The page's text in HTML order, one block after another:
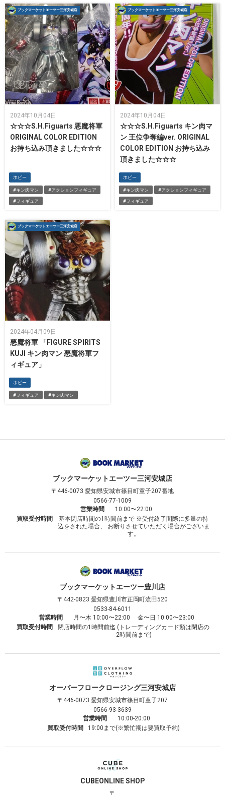
ブックマーケットエーツー三河安城店
2024年10月04日
☆☆☆S.H.Figuarts 悪魔将軍
ORIGINAL COLOR EDITION
お持ち込み頂きました☆☆☆
ホビー
#キン肉マン #アクションフィギュア
#フィギュア
ブックマーケットエーツー三河安城店
2024年10月04日
☆☆☆S.H.Figuarts キン肉マ
ン 王位争奪編ver. ORIGINAL
COLOR EDITION お持ち込み
頂きました☆☆☆
ホビー
#キン肉マン #アクションフィギュア
#フィギュア
ブックマーケットエーツー三河安城店
2024年04月09日
悪魔将軍 「FIGURE SPIRITS
KUJI キン肉マン 悪魔将軍フ
ィギュア」
ホビー
#フィギュア #キン肉マン
ブックマーケットエーツー三河安城店
〒446-0073 愛知県安城市篠目町童子207番地
0566-77-1009
営業時間
10:00〜22:00
買取受付時間
基本閉店時間の1時間前まで ※受付終了間際に多量の持
込をされた場合、 お断りさせていただく場合がございま
す。
ブックマーケットエーツー豊川店
〒442-0823 愛知県豊川市正岡町流田520
0533-84-6011
営業時間
月〜木 10:00〜22:00 金〜日 10:00〜23:00
買取受付時間
閉店時間の1時間前迄 (トレーディングカード類は閉店の
2時間前まで)
オーバーフロークロージング三河安城店
〒446-0073 愛知県安城市篠目町童子207
0566-93-3639
営業時間
10:00-20:00
買取受付時間
19:00まで(※繁忙期は要買取予約)
CUBEONLINE SHOP
〒